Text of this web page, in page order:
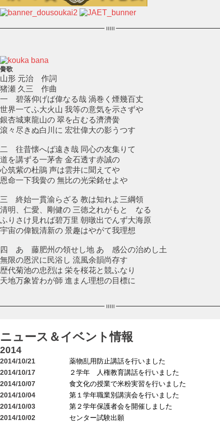
黌歌
山形 元治 作詞
猪瀬 久三 作曲
一 碧落仰げば偉なる哉 渦巻く煙幾百丈
世界一てふ大火山 我等の意気を示さずや
銀杏城東龍山の 翠を占むる濟濟黌
滾々尽きぬ白川に 宏壮偉大の影うつす
二 往昔懐へば遠き哉 同心の友集りて
道を講ずる一茅舎 金石透す赤誠の
心筑紫の杜鵑 声は雲井に聞えてや
恩命一下我黌の 無比の光栄銘せよや
三 終始一貫渝らざる 教は知れよ三綱領
清明、仁愛、剛健の 三徳之れがもとゝなる
ふりさけ見れば碧万里 朝暾出でんず大海原
宇宙の偉観清新の 景趣はやがて我理想
四 あゝ藤肥州の領せし地 あゝ感公の治めし土
無限の恩沢に民浴し 流風余韻尚存す
歴代菊池の忠烈は 栄を桜花と競ふなり
天地万象皆わが師 進まん理想の目標に
ニュース＆イベント情報
2014
2014/10/21
薬物乱用防止講話を行いました
2014/10/17
２学年 人権教育講話を行いました
2014/10/07
食文化の授業で米粉実習を行いました
2014/10/04
第１学年職業別講演会を行いました
2014/10/03
第２学年保護者会を開催しました
2014/10/02
センター試験出願